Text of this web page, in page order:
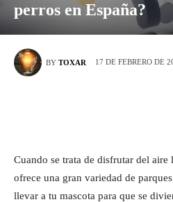
perros en España?
BY TOXAR 17 DE FEBRERO DE
Cuando se trata de disfrutar del aire
ofrece una gran variedad de
llevar a tu mascota para que se